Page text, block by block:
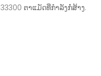
ຕາແມັດທີ່ກຳລັງກໍ່ສ້າງ.